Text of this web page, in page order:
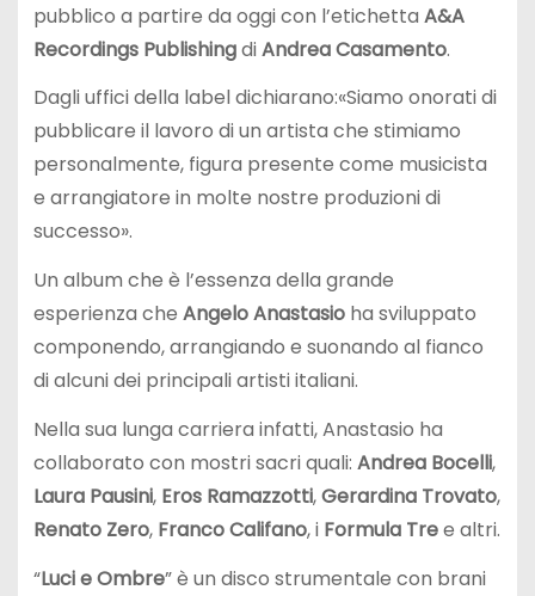
pubblico a partire da oggi con l’etichetta A&A
Recordings PublishingdiAndrea Casamento.
Dagli uffici della label dichiarano:«Siamo onorati di
pubblicare il lavoro di un artista che stimiamo
personalmente, figura presente come musicista
e arrangiatore in molte nostre produzioni di
successo».
Un album che è l’essenza della grande
esperienza che Angelo Anastasioha sviluppato
componendo, arrangiando e suonando al fianco
di alcuni dei principali artisti italiani.
Nella sua lunga carriera infatti, Anastasio ha
collaborato con mostri sacri quali: Andrea Bocelli,
Laura Pausini, Eros Ramazzotti,Gerardina Trovato,
Renato Zero, Franco Califano, i Formula Tree altri.
“Luci e Ombre” è un disco strumentale con brani